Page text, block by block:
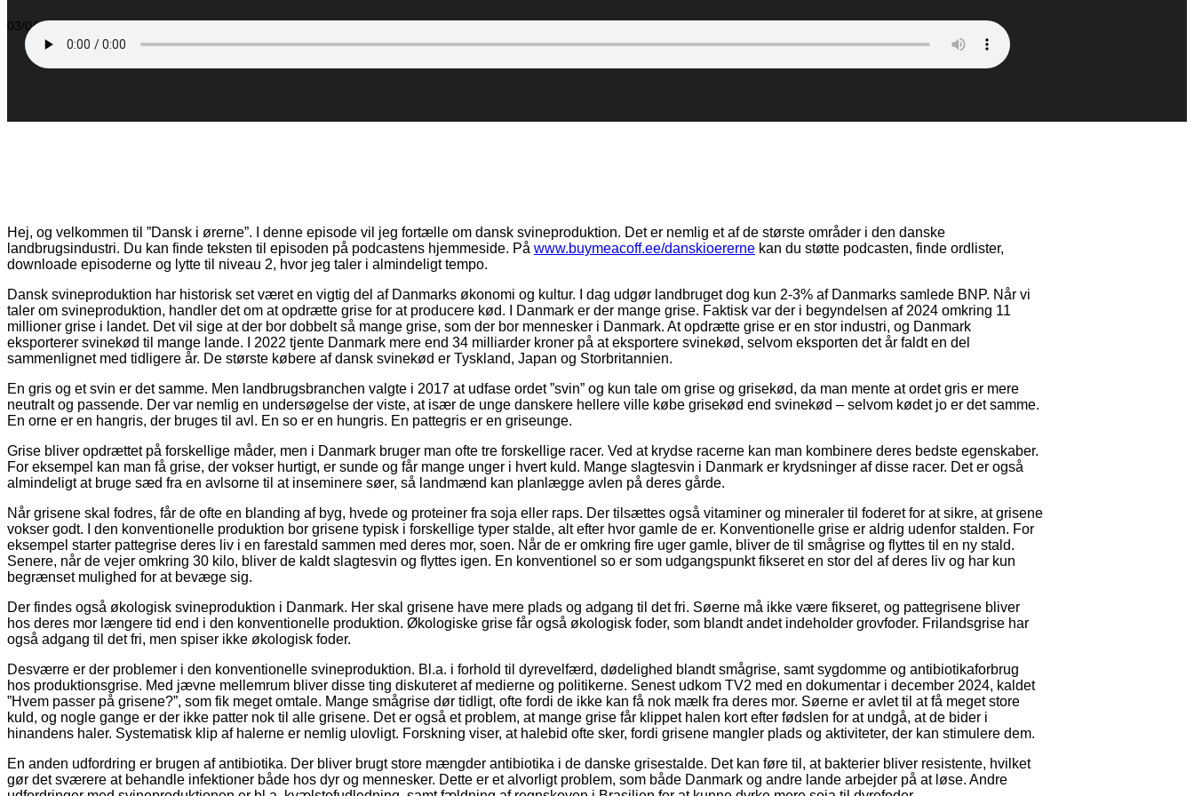
03/04/2025
Hej, og velkommen til ”Dansk i ørerne”. I denne episode vil jeg fortælle om dansk svineproduktion. Det er nemlig et af de største områder i den danske
landbrugsindustri. Du kan finde teksten til episoden på podcastens hjemmeside. På www.buymeacoff.ee/danskioererne kan du støtte podcasten, finde ordlister,
downloade episoderne og lytte til niveau 2, hvor jeg taler i almindeligt tempo.
Dansk svineproduktion har historisk set været en vigtig del af Danmarks økonomi og kultur. I dag udgør landbruget dog kun 2-3% af Danmarks samlede BNP. Når vi
taler om svineproduktion, handler det om at opdrætte grise for at producere kød. I Danmark er der mange grise. Faktisk var der i begyndelsen af 2024 omkring 11
millioner grise i landet. Det vil sige at der bor dobbelt så mange grise, som der bor mennesker i Danmark. At opdrætte grise er en stor industri, og Danmark
eksporterer svinekød til mange lande. I 2022 tjente Danmark mere end 34 milliarder kroner på at eksportere svinekød, selvom eksporten det år faldt en del
sammenlignet med tidligere år. De største købere af dansk svinekød er Tyskland, Japan og Storbritannien.
En gris og et svin er det samme. Men landbrugsbranchen valgte i 2017 at udfase ordet ”svin” og kun tale om grise og grisekød, da man mente at ordet gris er mere
neutralt og passende. Der var nemlig en undersøgelse der viste, at især de unge danskere hellere ville købe grisekød end svinekød – selvom kødet jo er det samme.
En orne er en hangris, der bruges til avl. En so er en hungris. En pattegris er en griseunge.
Grise bliver opdrættet på forskellige måder, men i Danmark bruger man ofte tre forskellige racer. Ved at krydse racerne kan man kombinere deres bedste egenskaber.
For eksempel kan man få grise, der vokser hurtigt, er sunde og får mange unger i hvert kuld. Mange slagtesvin i Danmark er krydsninger af disse racer. Det er også
almindeligt at bruge sæd fra en avlsorne til at inseminere søer, så landmænd kan planlægge avlen på deres gårde.
Når grisene skal fodres, får de ofte en blanding af byg, hvede og proteiner fra soja eller raps. Der tilsættes også vitaminer og mineraler til foderet for at sikre, at grisene
vokser godt. I den konventionelle produktion bor grisene typisk i forskellige typer stalde, alt efter hvor gamle de er. Konventionelle grise er aldrig udenfor stalden. For
eksempel starter pattegrise deres liv i en farestald sammen med deres mor, soen. Når de er omkring fire uger gamle, bliver de til smågrise og flyttes til en ny stald.
Senere, når de vejer omkring 30 kilo, bliver de kaldt slagtesvin og flyttes igen. En konventionel so er som udgangspunkt fikseret en stor del af deres liv og har kun
begrænset mulighed for at bevæge sig.
Der findes også økologisk svineproduktion i Danmark. Her skal grisene have mere plads og adgang til det fri. Søerne må ikke være fikseret, og pattegrisene bliver
hos deres mor længere tid end i den konventionelle produktion. Økologiske grise får også økologisk foder, som blandt andet indeholder grovfoder. Frilandsgrise har
også adgang til det fri, men spiser ikke økologisk foder.
Desværre er der problemer i den konventionelle svineproduktion. Bl.a. i forhold til dyrevelfærd, dødelighed blandt smågrise, samt sygdomme og antibiotikaforbrug
hos produktionsgrise. Med jævne mellemrum bliver disse ting diskuteret af medierne og politikerne. Senest udkom TV2 med en dokumentar i december 2024, kaldet
”Hvem passer på grisene?”, som fik meget omtale. Mange smågrise dør tidligt, ofte fordi de ikke kan få nok mælk fra deres mor. Søerne er avlet til at få meget store
kuld, og nogle gange er der ikke patter nok til alle grisene. Det er også et problem, at mange grise får klippet halen kort efter fødslen for at undgå, at de bider i
hinandens haler. Systematisk klip af halerne er nemlig ulovligt. Forskning viser, at halebid ofte sker, fordi grisene mangler plads og aktiviteter, der kan stimulere dem.
En anden udfordring er brugen af antibiotika. Der bliver brugt store mængder antibiotika i de danske grisestalde. Det kan føre til, at bakterier bliver resistente, hvilket
gør det sværere at behandle infektioner både hos dyr og mennesker. Dette er et alvorligt problem, som både Danmark og andre lande arbejder på at løse. Andre